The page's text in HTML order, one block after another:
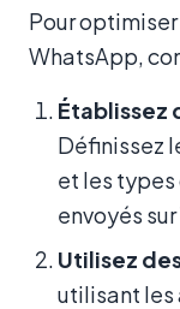
Pour
WhatsApp,
Établissez
Définissez
et les
envoyés
Utilisez
utilisant les